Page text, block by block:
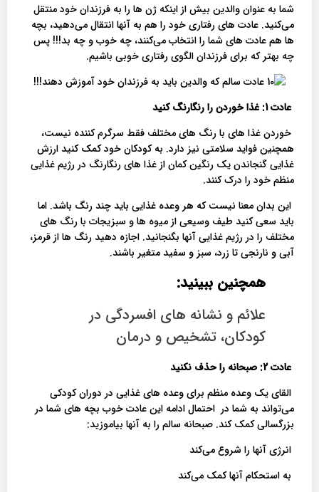
شما به عنوان والدین بیش از اینکه ژن ها را به فرزندان خود منتقل
می‌کنید. عادت های رفتاری خود را هم به آنها انتقال می‌دهید، بچه
ها هم عادت های شما را انتخاب می‌کنند، چه خوب و چه بد!!! پس
چه بهتر که برای فرزندان الگوی رفتاری خوبی باشیم.
عادت 1: غذا خوردن را رنگارنگ کنید
خوردن غذا های با رنگ های مختلف فقط سرگرم کننده نیست،
همچنین فواید سلامتی نیز دارد. به کودکان خود کمک کنید ارزش
غذایی گنجاندن یک رنگین کمان از غذا های رنگارنگ در رژیم غذایی
منظم خود را درک کنند.
این بدان معنا نیست که هر وعده غذایی باید چند رنگ باشد. اما
باید سعی کنید طیف وسیعی از میوه ها و سبزیجات با رنگ های
مختلف را در رژیم غذایی آنها بگنجانید. اجازه دهید رنگ ها از قرمز،
آبی و نارنجی تا زرد، سبز و سفید متغیر باشند.
همچنین ببینید:
علائم و نشانه های افسردگی در
کودکان، تشخیص و درمان
عادت 2: صبحانه را حذف نکنید
القای یک وعده منظم برای وعده های غذایی در دوران کودکی
می‌تواند به شما در احتمال ادامه این عادت خوب بچه های شما در
بزرگسالی کمک کند. صبحانه سالم را به آنها بیاموزید:
انرژی آنها را شروع می‌کند
به استحکام آنها کمک می‌کند